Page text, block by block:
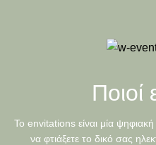
Ποιοί
Το envitations είναι μία
να φτιάξετε το δικό σας